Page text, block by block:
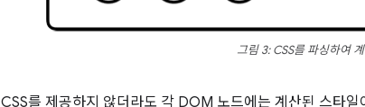
그림 3: CSS를 파싱하여
CSS를 제공하지 않더라도 각 DOM 노드에는 계산된 스타일